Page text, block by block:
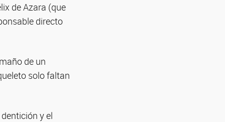
de Azara (que
directo
de un
solo faltan
y el